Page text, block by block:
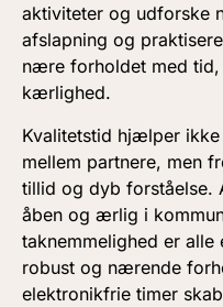
aktiviteter og udforske
afslapning og
nære forholdet med
kærlighed.
Kvalitetstid hjælper
mellem partnere, men
tillid og dyb
åben og ærlig i
taknemmelighed er
robust og nærende
elektronikfrie timer